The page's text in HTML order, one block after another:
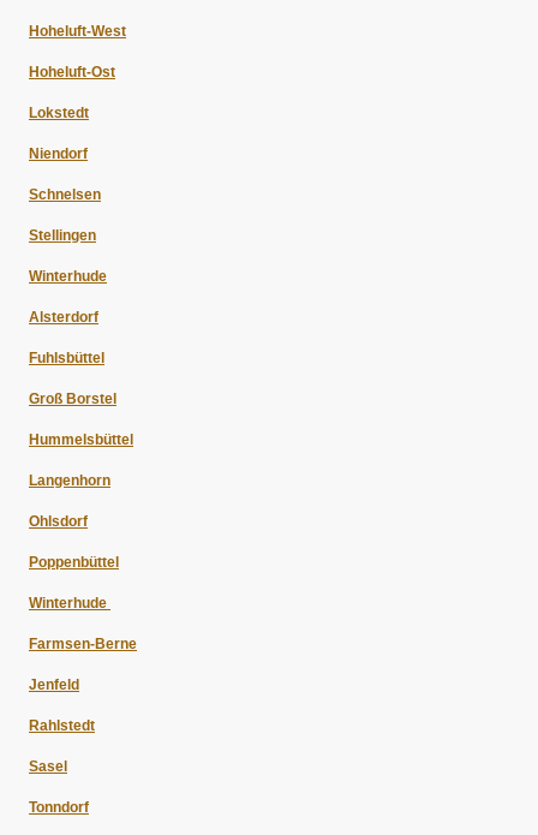
Hoheluft-West
Hoheluft-Ost
Lokstedt
Niendorf
Schnelsen
Stellingen
Winterhude
Alsterdorf
Fuhlsbüttel
Groß Borstel
Hummelsbüttel
Langenhorn
Ohlsdorf
Poppenbüttel
Winterhude
Farmsen-Berne
Jenfeld
Rahlstedt
Sasel
Tonndorf